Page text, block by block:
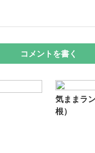
コメントを書く
気ままラ
根）